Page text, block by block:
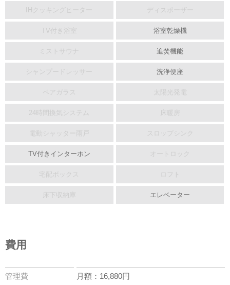
IHクッキングヒーター ディスポーザー
TV付き浴室 浴室乾燥機
ミストサウナ 追焚機能
シャンプードレッサー 洗浄便座
ペアガラス 太陽光発電
24時間換気システム 床暖房
電動シャッター雨戸 スロップシンク
TV付きインターホン オートロック
宅配ボックス ロフト
床下収納庫 エレベーター
費用
管理費 月額：16,880円